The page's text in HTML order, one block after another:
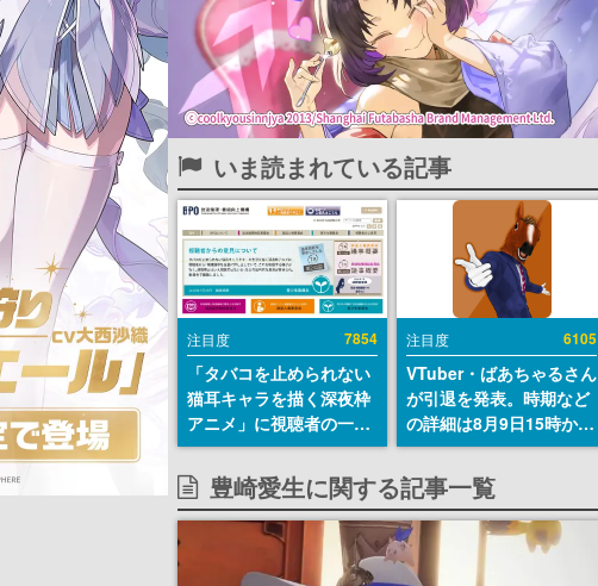
いま読まれている記事
注目度 7854
「タバコを止められない
猫耳キャラを描く深夜枠
アニメ」に視聴者の一部
から批判意見。違法薬物
の使用と思しき描写も含
めて、BPOが議論を交わ
す
注目度 6105
VTuber・ばあちゃるさん
が引退を発表。時期など
の詳細は8月9日15時から
の配信で説明
豊崎愛生に関する記事一覧